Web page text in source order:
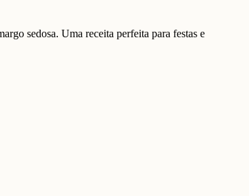
sedosa. Uma receita perfeita para festas e